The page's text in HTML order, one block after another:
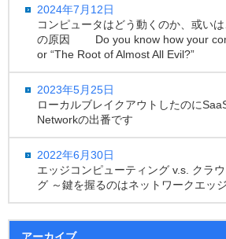
2024年7月12日
コンピュータはどう動くのか、或い
の原因 Do you know how your
or “The Root of Almost All Evil?”
2023年5月25日
ローカルブレイクアウトしたのに
Networkの出番です
2022年6月30日
エッジコンピューティング v.s. クラ
グ ～鍵を握るのはネットワークエッ